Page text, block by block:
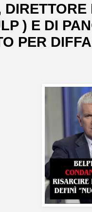
) E DI
PER